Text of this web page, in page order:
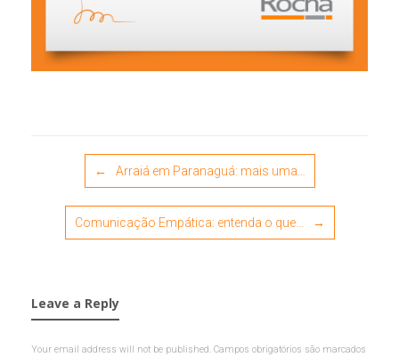
Post navigation
← Arraiá em Paranaguá: mais uma…
Comunicação Empática: entenda o que… →
Leave a Reply
Your email address will not be published. Campos obrigatórios são marcados